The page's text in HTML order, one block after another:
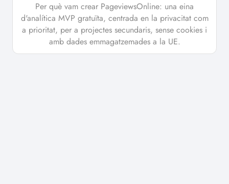
Per què vam crear PageviewsOnline: una eina
d'analítica MVP gratuïta, centrada en la privacitat com
a prioritat, per a projectes secundaris, sense cookies i
amb dades emmagatzemades a la UE.